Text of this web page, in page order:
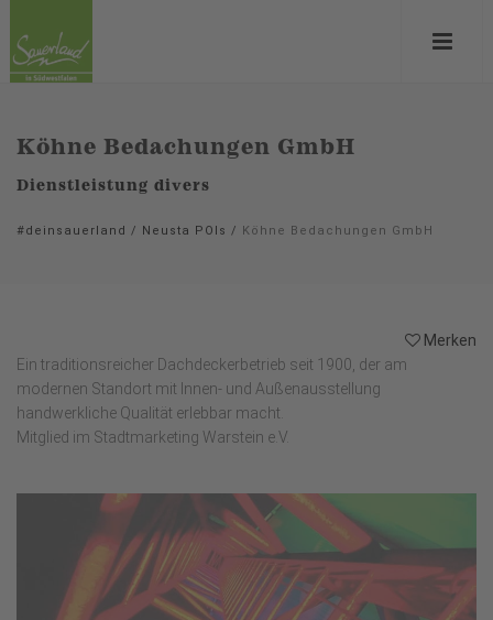
Köhne Bedachungen GmbH
Dienstleistung divers
#deinsauerland / Neusta POIs / Köhne Bedachungen GmbH
Merken
Ein traditionsreicher Dachdeckerbetrieb seit 1900, der am
modernen Standort mit Innen- und Außenausstellung
handwerkliche Qualität erlebbar macht.
Mitglied im Stadtmarketing Warstein e.V.